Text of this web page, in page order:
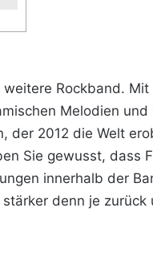
Rockband.
Melodien
der 2012 die Welt
Sie gewusst, dass
innerhalb der
stärker denn je zurück